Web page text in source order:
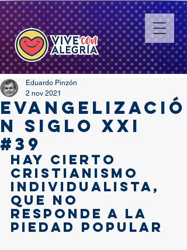
EVANGELIZACIÓ
N SIGLO XXI
#39
Eduardo Pinzón
2 nov 2021
HAY CIERTO
CRISTIANISMO
INDIVIDUALISTA,
QUE NO
RESPONDE A LA
PIEDAD POPULAR